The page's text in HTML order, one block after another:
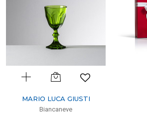
MARIO LUCA GIUSTI
Biancaneve